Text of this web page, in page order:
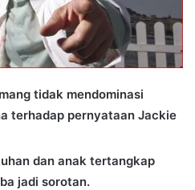
tidak mendominasi
terhadap pernyataan Jackie
dan anak tertangkap
jadi sorotan.